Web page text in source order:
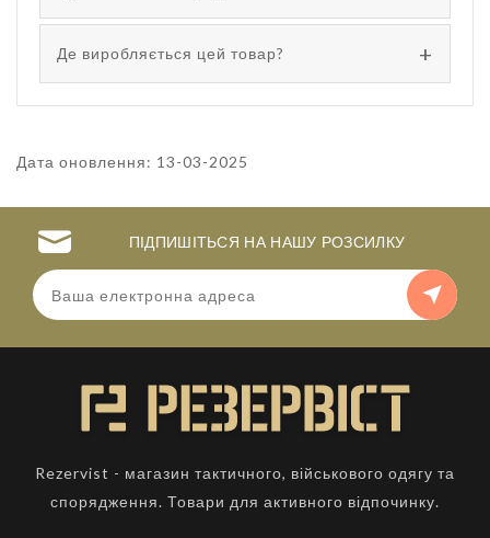
Де виробляється цей товар?
Дата оновлення: 13-03-2025
ПІДПИШІТЬСЯ НА НАШУ РОЗСИЛКУ
Rezervist - магазин тактичного, військового одягу та
спорядження. Товари для активного відпочинку.